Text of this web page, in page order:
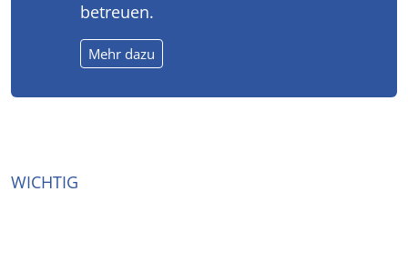
betreuen.
Mehr dazu
WICHTIG